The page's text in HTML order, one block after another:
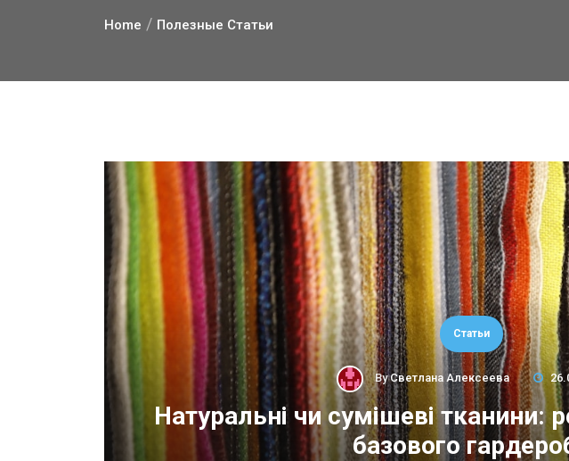
Home Полезные Статьи
Статьи
ByСветлана Алексеева
Натуральні чи сумішеві тканини:
базового